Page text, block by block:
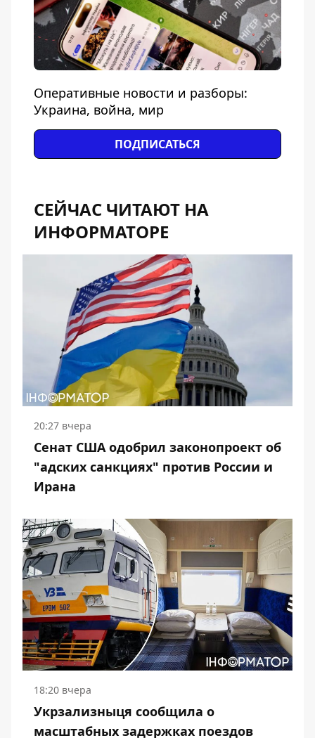
Оперативные новости и разборы:
Украина, война, мир
ПОДПИСАТЬСЯ
СЕЙЧАС ЧИТАЮТ НА
ИНФОРМАТОРЕ
20:27 вчера
Сенат США одобрил законопроект об
"адских санкциях" против России и
Ирана
18:20 вчера
Укрзализныця сообщила о
масштабных задержках поездов